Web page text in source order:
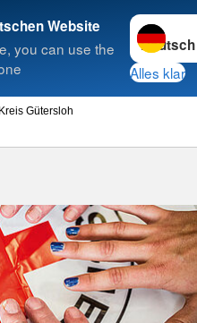
Website
you can use the
Sprache
Alles klar
Gütersloh
Suche